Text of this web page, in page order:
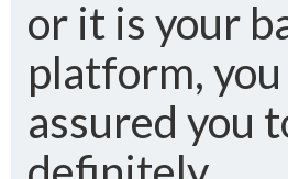
or it is your
platform, you
assured you